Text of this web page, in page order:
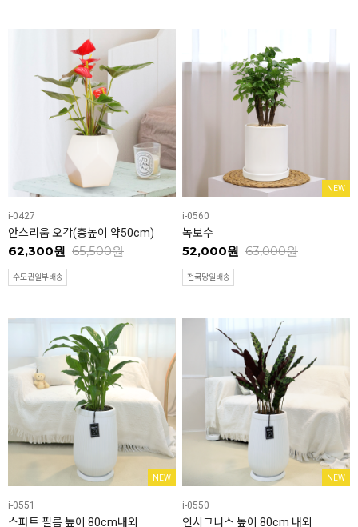
i-0427
안스리움 오각(총높이 약50cm)
62,300원 65,500원
수도권일부배송
NEW
i-0560
녹보수
52,000원 63,000원
전국당일배송
NEW
i-0551
스파트 필름 높이 80cm내외
NEW
i-0550
인시그니스 높이 80cm 내외